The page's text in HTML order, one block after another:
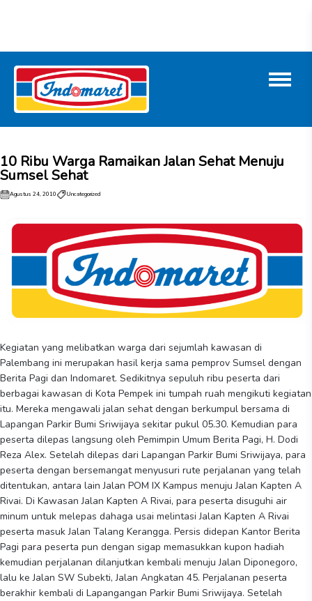
10 Ribu Warga Ramaikan Jalan Sehat Menuju
Sumsel Sehat
Agustus 24, 2010 Uncategorized
Kegiatan yang melibatkan warga dari sejumlah kawasan di
Palembang ini merupakan hasil kerja sama pemprov Sumsel dengan
Berita Pagi dan Indomaret. Sedikitnya sepuluh ribu peserta dari
berbagai kawasan di Kota Pempek ini tumpah ruah mengikuti kegiatan
itu. Mereka mengawali jalan sehat dengan berkumpul bersama di
Lapangan Parkir Bumi Sriwijaya sekitar pukul 05.30. Kemudian para
peserta dilepas langsung oleh Pemimpin Umum Berita Pagi, H. Dodi
Reza Alex. Setelah dilepas dari Lapangan Parkir Bumi Sriwijaya, para
peserta dengan bersemangat menyusuri rute perjalanan yang telah
ditentukan, antara lain Jalan POM IX Kampus menuju Jalan Kapten A
Rivai. Di Kawasan Jalan Kapten A Rivai, para peserta disuguhi air
minum untuk melepas dahaga usai melintasi Jalan Kapten A Rivai
peserta masuk Jalan Talang Kerangga. Persis didepan Kantor Berita
Pagi para peserta pun dengan sigap memasukkan kupon hadiah
kemudian perjalanan dilanjutkan kembali menuju Jalan Diponegoro,
lalu ke Jalan SW Subekti, Jalan Angkatan 45. Perjalanan peserta
berakhir kembali di Lapangangan Parkir Bumi Sriwijaya. Setelah